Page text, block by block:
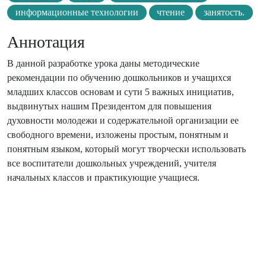
информационные технологии
чтение занятость.
Аннотация
В данной разработке урока даны методические
рекомендации по обучению дошкольников и учащихся
младших классов основам и сути 5 важных инициатив,
выдвинутых нашим Президентом для повышения
духовности молодежи и содержательной организации ее
свободного времени, изложены простым, понятным и
понятным языком, который могут творчески использовать
все воспитатели дошкольных учреждений, учителя
начальных классов и практикующие учащиеся.